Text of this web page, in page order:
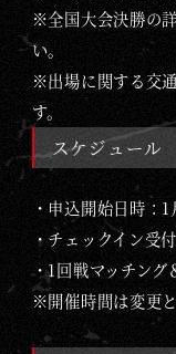
※全国大会決勝の
い。
※出場に関する交
す。
スケジュール
・申込開始日時：
・チェックイン受
・1回戦マッチン
※開催時間は変更